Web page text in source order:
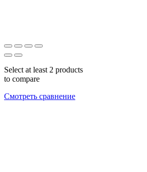
Select at least 2 products
to compare
Смотреть сравнение